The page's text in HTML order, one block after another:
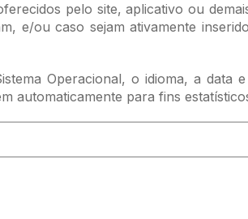
pelo site, aplicativo ou
e/ou caso sejam ativamente
Operacional, o idioma, a data
automaticamente para fins